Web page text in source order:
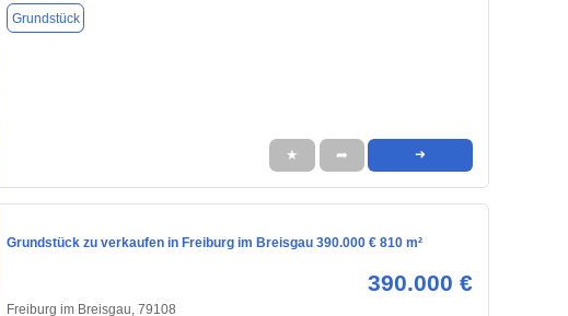
Grundstück
★ ➦ ➜
Grundstück zu verkaufen in Freiburg im Breisgau 390.000 € 810 m²
390.000 €
Freiburg im Breisgau, 79108